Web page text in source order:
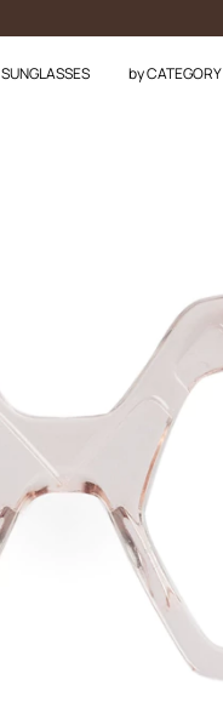
SUNGLASSES by CATEGORY